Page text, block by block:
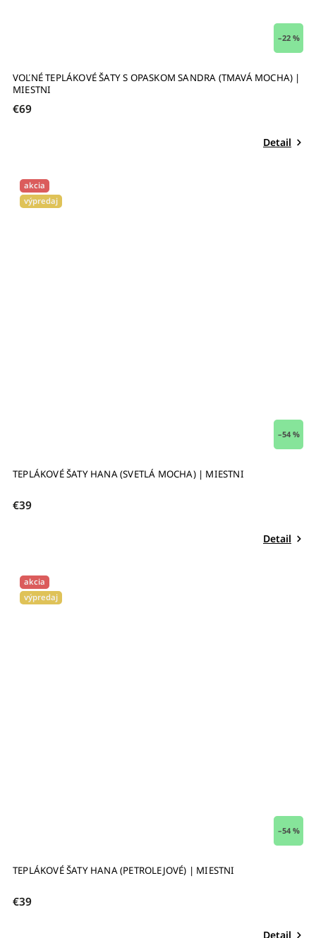
–22 %
VOĽNÉ TEPLÁKOVÉ ŠATY S OPASKOM SANDRA (TMAVÁ MOCHA) |
MIESTNI
€69
Detail
akcia
výpredaj
–54 %
TEPLÁKOVÉ ŠATY HANA (SVETLÁ MOCHA) | MIESTNI
€39
Detail
akcia
výpredaj
–54 %
TEPLÁKOVÉ ŠATY HANA (PETROLEJOVÉ) | MIESTNI
€39
Detail